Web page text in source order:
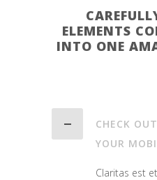
ELEMENTS
INTO ONE
CHECK
YOUR
Claritas est